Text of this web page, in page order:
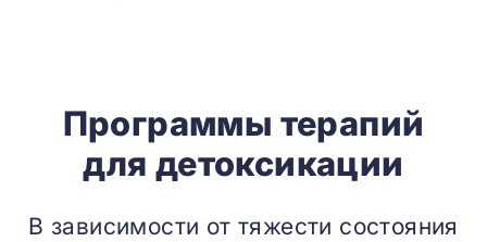
Программы терапий
для детоксикации
В зависимости от тяжести состояния